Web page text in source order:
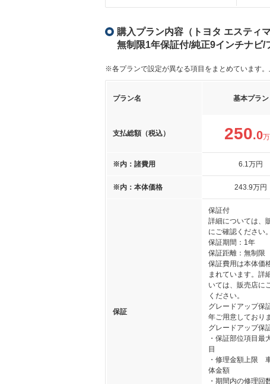
購入プラン内容（トヨタ エスティ
無制限1年保証付/純正9インチナビ/
※各プランで設定が異なる項目をまとめています
プラン名 基本プラン
支払総額（税込） 250.0
※内：諸費用 6.1万円
※内：本体価格 243.9万円
保証
保証付
詳細については、
にご確認ください。
保証期間：1年
保証距離：無制限
保証費用は本体価
まれています。詳
いては、販売店に
ください。
グレードアップ保
年ご用意しており
グレードアップ保
・保証部位項目最
目
・修理金額上限
体金額
・期間内の修理回